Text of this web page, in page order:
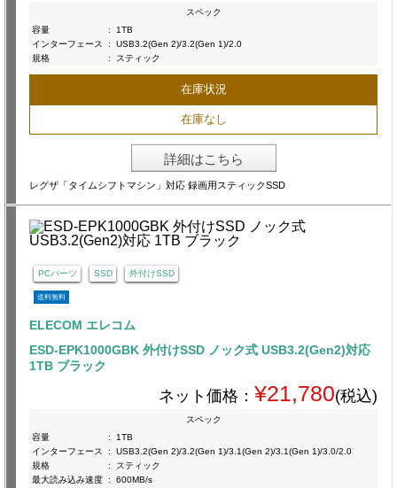
スペック
容量
:
1TB
インターフェース
:
USB3.2(Gen 2)/3.2(Gen 1)/2.0
規格
: スティック
在庫状況
在庫なし
詳細はこちら
レグザ「タイムシフトマシン」対応 録画用スティックSSD
PCパーツ SSD 外付けSSD
送料無料
ELECOM エレコム
ESD-EPK1000GBK 外付けSSD ノック式 USB3.2(Gen2)対応
1TB ブラック
ネット価格： ¥21,780(税込)
スペック
容量
:
1TB
インターフェース
:
USB3.2(Gen 2)/3.2(Gen 1)/3.1(Gen 2)/3.1(Gen 1)/3.0/2.0
規格
:
スティック
最大読み込み速度 :
600MB/s